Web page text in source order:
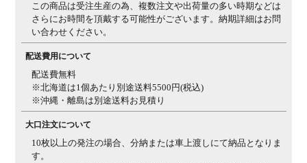
■天然木の性
質について■
■詳細■ ※サムネイルも併せてご確認ください。
木目柄・色み
について
天然木ゆえに、一つとして同じ柄がないため、天板の色
み、明るさ、節の見え方などのご指定はできません。ま
ございます。天然木特有の個体差をお愉しみください。
質感について
天板にはウレタン塗装を施しておりますが(裏面は捨て
塗り)、樹種の違いや個体差によって、ざらつき感を感
じる場合がございます。天然木特有の質感としてご理解
この商品は受注生産の為、複数注文や出荷量の多い時期などは
さらにお時間を頂戴する可能性がございます。納期詳細はお問
い合わせください。
配送費用について
配送費無料
※北海道は1個あたり別途送料5500円(税込)
※沖縄・離島は別途送料お見積り
大口注文について
10枚以上の発注の場合、分納または車上渡しにて納品となりま
す。